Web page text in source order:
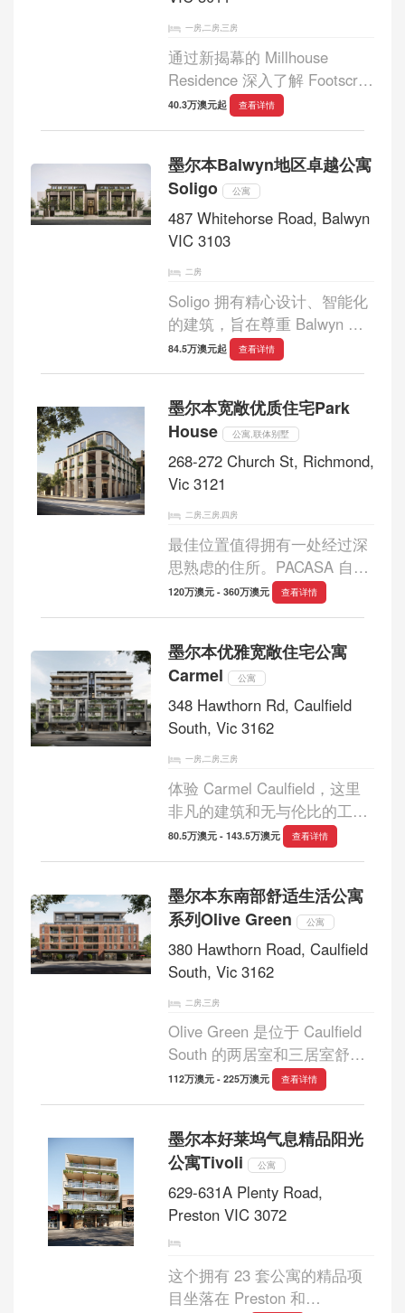
一房,二房,三房
通过新揭幕的 Millhouse
Residence 深入了解 Footscray
充满活力的文化和丰富的历
史。这个现代建筑奇迹证明了
世界的魅力与现代奢华和谐地
融合在一起。Millhouse R...
40.3万澳元起 查看详情
墨尔本Balwyn地区卓越公寓
Soligo
公寓
487 Whitehorse Road, Balwyn
VIC 3103
二房
Soligo 拥有精心设计、智能化
的建筑，旨在尊重 Balwyn 的
传统特色，同时为该地区带来
独特的风情。清晰统一的外观
楼层平面图所定义的空间，让
生活活动得...
84.5万澳元起 查看详情
墨尔本宽敞优质住宅Park
House
公寓,联体别墅
268-272 Church St, Richmond,
Vic 3121
二房,三房,四房
最佳位置值得拥有一处经过深
思熟虑的住所。PACASA 自豪
地推出一系列面积宽敞的优质
两居室、三居室和四居室住
活力、最令人向往的地区之
一。Richmond Hil...
120万澳元 - 360万澳元 查看详情
墨尔本优雅宽敞住宅公寓
Carmel
公寓
348 Hawthorn Rd, Caulfield
South, Vic 3162
一房,二房,三房
体验 Carmel Caulfield，这里
非凡的建筑和无与伦比的工艺
为墨尔本最受欢迎的郊区之一
树立了新标杆。宽大的比例、
的饰面营造出专为生活而设计
的空间。 对...
80.5万澳元 - 143.5万澳元 查看详情
墨尔本东南部舒适生活公寓
系列Olive Green
公寓
380 Hawthorn Road, Caulfield
South, Vic 3162
二房,三房
Olive Green 是位于 Caulfield
South 的两居室和三居室舒适
生活公寓系列。该项目由经验
丰富的开发商 Freeman Group
物业树立了新标准。这是购买
Caulfield South 最理想...
112万澳元 - 225万澳元 查看详情
墨尔本好莱坞气息精品阳光
公寓Tivoli
公寓
629-631A Plenty Road,
Preston VIC 3072
这个拥有 23 套公寓的精品项
目坐落在 Preston 和